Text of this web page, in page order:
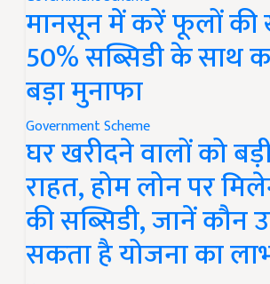
मानसून में करें फूलों की
50% सब्सिडी के साथ
बड़ा मुनाफा
Government Scheme
घर खरीदने वालों को
राहत, होम लोन पर
की सब्सिडी, जानें कौन
सकता है योजना का